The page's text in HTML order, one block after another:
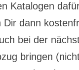
Katalogen
Dir dann
bei der
bringen